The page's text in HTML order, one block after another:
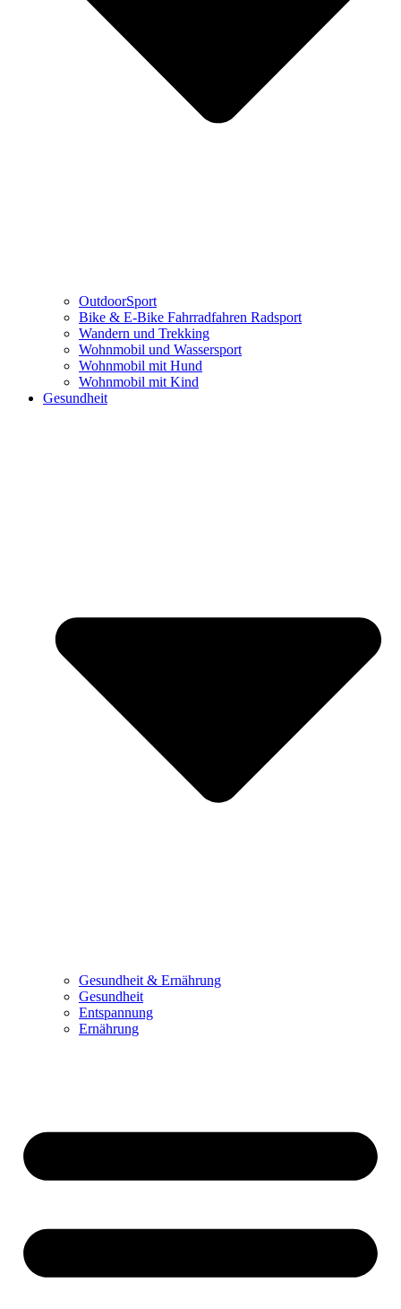
OutdoorSport
Bike & E-Bike Fahrradfahren Radsport
Wandern und Trekking
Wohnmobil und Wassersport
Wohnmobil mit Hund
Wohnmobil mit Kind
Gesundheit
Gesundheit & Ernährung
Gesundheit
Entspannung
Ernährung